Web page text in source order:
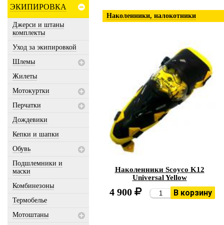
ЭКИПИРОВКА
Джерси и штаны
комплекты
Уход за экипировкой
Шлемы
Жилеты
Мотокуртки
Перчатки
Дождевики
Кепки и шапки
Обувь
Подшлемники и
маски
Комбинезоны
Термобелье
Мотоштаны
Наколенники, налокотники
Наколенники Scoyco K12
Universal Yellow
4 900 В корзину